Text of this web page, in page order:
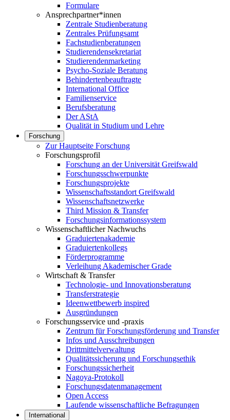
Formulare
Ansprechpartner*innen
Zentrale Studienberatung
Zentrales Prüfungsamt
Fachstudienberatungen
Studierendensekretariat
Studierendenmarketing
Psycho-Soziale Beratung
Behindertenbeauftragte
International Office
Familienservice
Berufsberatung
Der AStA
Qualität in Studium und Lehre
Forschung
Zur Hauptseite Forschung
Forschungsprofil
Forschung an der Universität Greifswald
Forschungsschwerpunkte
Forschungsprojekte
Wissenschaftsstandort Greifswald
Wissenschaftsnetzwerke
Third Mission & Transfer
Forschungsinformationssystem
Wissenschaftlicher Nachwuchs
Graduiertenakademie
Graduiertenkollegs
Förderprogramme
Verleihung Akademischer Grade
Wirtschaft & Transfer
Technologie- und Innovationsberatung
Transferstrategie
Ideenwettbewerb inspired
Ausgründungen
Forschungsservice und -praxis
Zentrum für Forschungsförderung und Transfer
Infos und Ausschreibungen
Drittmittelverwaltung
Qualitätssicherung und Forschungsethik
Forschungssicherheit
Nagoya-Protokoll
Forschungsdatenmanagement
Open Access
Laufende wissenschaftliche Befragungen
International